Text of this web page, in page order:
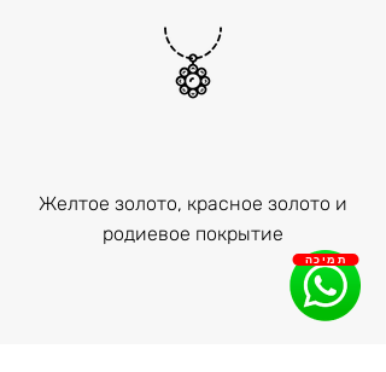
Желтое золото, красное золото и
родиевое покрытие
תמיכה